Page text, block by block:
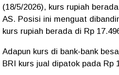
(18/5/2026), kurs rupiah
AS. Posisi ini menguat
kurs rupiah berada di Rp
Adapun kurs di bank-bank
BRI kurs jual dipatok pada Rp